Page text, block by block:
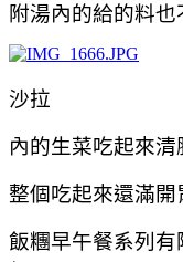
附湯內的給的料
沙拉
內的生菜吃起來
整個吃起來還滿開
飯糰早午餐系列